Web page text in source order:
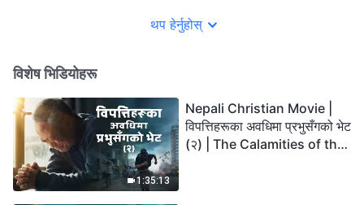
थप हेर्नुहोस्
विशेष भिडियोहरू
1:35:13
Nepali Christian Movie |
विपत्तिहरूका अवधिमा प्रभुसँगको भेट
(२) | The Calamities of the